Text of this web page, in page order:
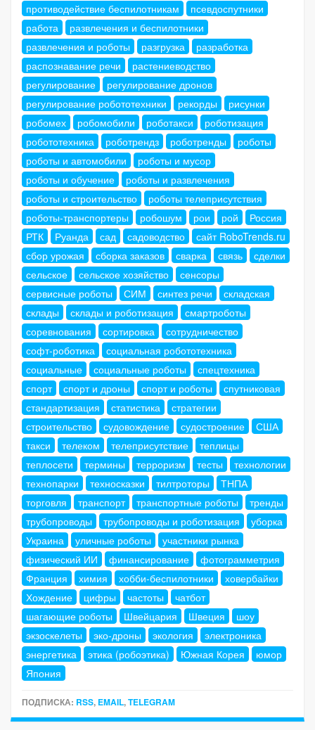
противодействие беспилотникам
псевдоспутники
работа
развлечения и беспилотники
развлечения и роботы
разгрузка
разработка
распознавание речи
растениеводство
регулирование
регулирование дронов
регулирование робототехники
рекорды
рисунки
робомех
робомобили роботакси
роботизация
робототехника
роботрендз роботренды
роботы
роботы и автомобили
роботы и мусор
роботы и обучение
роботы и развлечения
роботы и строительство
роботы телеприсутствия
роботы-транспортеры
робошум рои рой
Россия
РТК
Руанда сад садоводство
сайт RoboTrends.ru
сбор урожая
сборка заказов сварка связь
сделки
сельское
сельское хозяйство
сенсоры
сервисные роботы
СИМ синтез речи
складская
склады
склады и роботизация
смартроботы
соревнования
сортировка
сотрудничество
софт-роботика
социальная робототехника
социальные
социальные роботы
спецтехника
спорт
спорт и дроны спорт и роботы
спутниковая
стандартизация
статистика
стратегии
строительство
судовождение судостроение
США
такси
телеком телеприсутствие
теплицы
теплосети
термины терроризм тесты
технологии
технопарки
техносказки тилтроторы
ТНПА
торговля
транспорт транспортные роботы
тренды
трубопроводы
трубопроводы и роботизация
уборка
Украина
уличные роботы
участники рынка
физический ИИ
финансирование
фотограмметрия
Франция
химия хобби-беспилотники
ховербайки
Хождение
цифры частоты
чатбот
шагающие роботы
Швейцария Швеция
шоу
экзоскелеты
эко-дроны экология
электроника
энергетика
этика (робоэтика) Южная Корея
юмор
Япония
ПОДПИСКА: RSS, EMAIL,TELEGRAM